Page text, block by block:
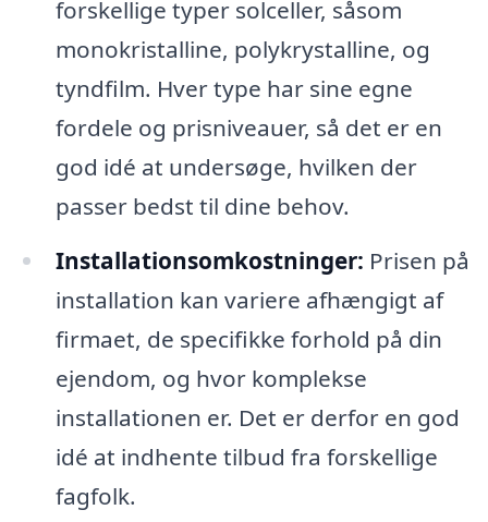
forskellige typer solceller, såsom
monokristalline, polykrystalline, og
tyndfilm. Hver type har sine egne
fordele og prisniveauer, så det er en
god idé at undersøge, hvilken der
passer bedst til dine behov.
Installationsomkostninger: Prisen på
installation kan variere afhængigt af
firmaet, de specifikke forhold på din
ejendom, og hvor komplekse
installationen er. Det er derfor en god
idé at indhente tilbud fra forskellige
fagfolk.